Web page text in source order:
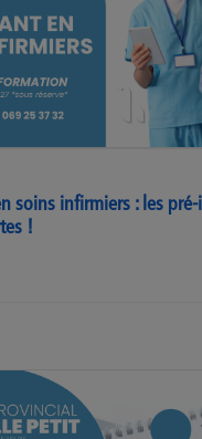
soins infirmiers : les
!